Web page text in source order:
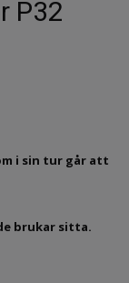
P32
i sin tur går att
brukar sitta.